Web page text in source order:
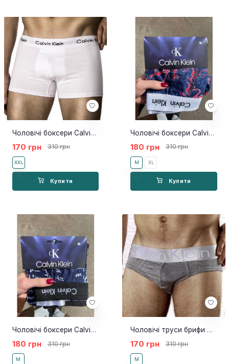
Чоловічі боксери Calvin Klein 365 білі NEW
170 грн 310 грн
XXL
Купити
Чоловічі боксери Calvin Klein 365 NEW jeans
180 грн 310 грн
M XL
Купити
Чоловічі боксери Calvin Klein 365 NEW letters 2
180 грн 310 грн
M
Чоловічі труси брифи Calvin Klein Brief Steel Grey
170 грн 310 грн
M